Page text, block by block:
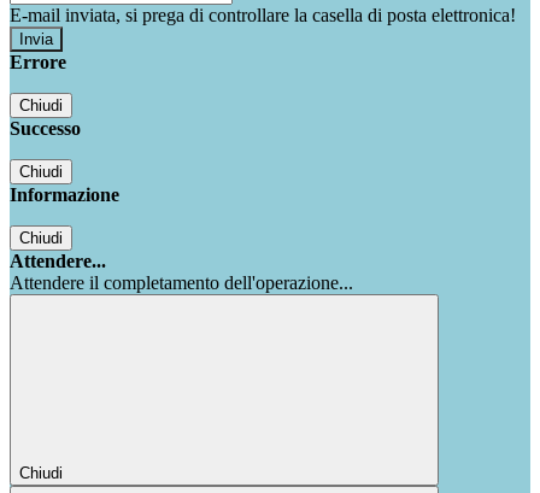
E-mail inviata, si prega di controllare la casella di posta elettronica!
Errore
Chiudi
Successo
Chiudi
Informazione
Chiudi
Attendere...
Attendere il completamento dell'operazione...
Chiudi